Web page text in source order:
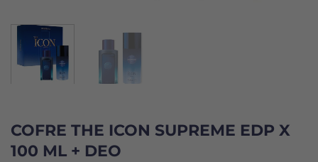
COFRE THE ICON SUPREME EDP X
100 ML + DEO